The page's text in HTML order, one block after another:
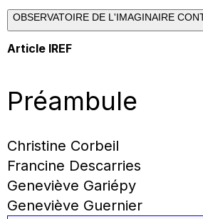
OBSERVATOIRE DE L'IMAGINAIRE
Article IREF
Préambule
Christine Corbeil
Francine Descarries
Geneviève Gariépy
Geneviève Guernier